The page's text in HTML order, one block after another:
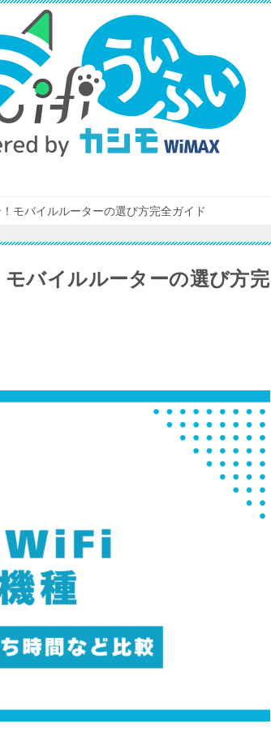
モバイルルーターの選び方完全ガイド
バイルルーターの選び方完